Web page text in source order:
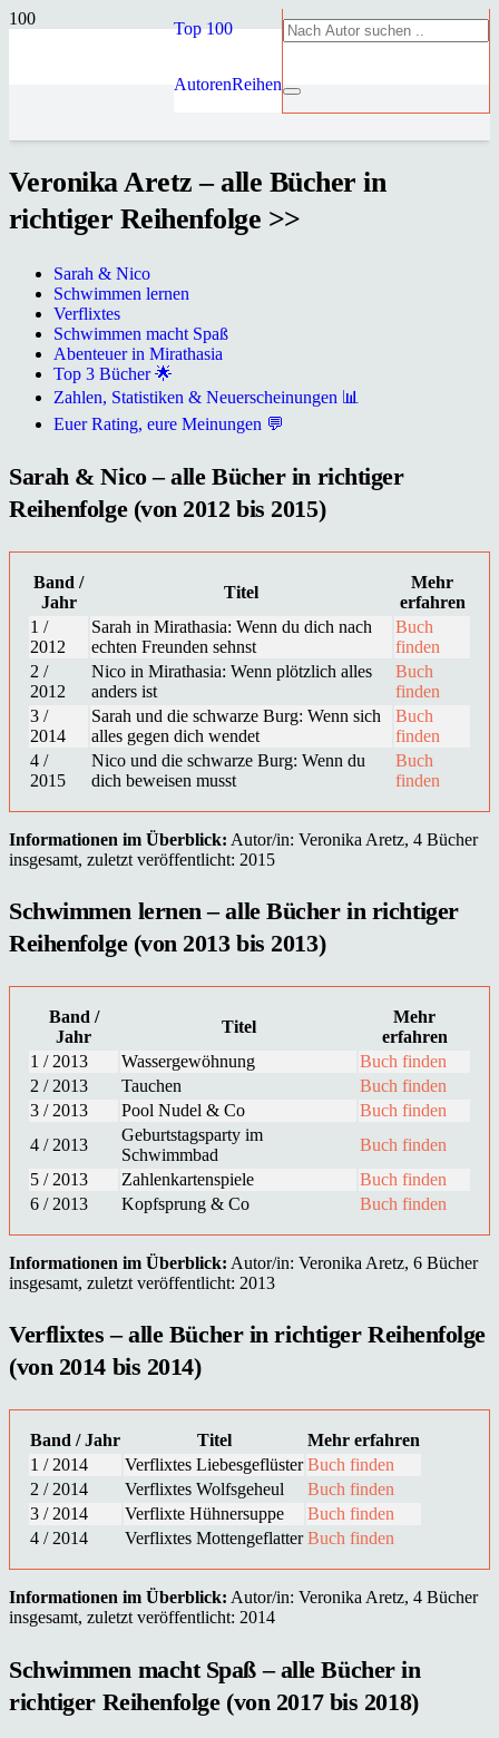
Top 100
AutorenReihen
Veronika Aretz – alle Bücher in
richtiger Reihenfolge >>
Sarah & Nico
Schwimmen lernen
Verflixtes
Schwimmen macht Spaß
Abenteuer in Mirathasia
Top 3 Bücher 🌟
Zahlen, Statistiken & Neuerscheinungen 📊
Euer Rating, eure Meinungen 💬
Sarah & Nico – alle Bücher in richtiger
Reihenfolge (von 2012 bis 2015)
Band /
Jahr
Titel
Mehr
erfahren
1 /
2012
Sarah in Mirathasia: Wenn du dich nach
echten Freunden sehnst
Buch
finden
2 /
2012
Nico in Mirathasia: Wenn plötzlich alles
anders ist
Buch
finden
3 /
2014
Sarah und die schwarze Burg: Wenn sich
alles gegen dich wendet
Buch
finden
4 /
2015
Nico und die schwarze Burg: Wenn du
dich beweisen musst
Buch
finden
Informationen im Überblick: Autor/in: Veronika Aretz, 4 Bücher
insgesamt, zuletzt veröffentlicht: 2015
Schwimmen lernen – alle Bücher in richtiger
Reihenfolge (von 2013 bis 2013)
Band /
Jahr
Titel
Mehr
erfahren
1 / 2013
Wassergewöhnung
Buch finden
2 / 2013
Tauchen
Buch finden
3 / 2013
Pool Nudel & Co
Buch finden
4 / 2013
Geburtstagsparty im
Schwimmbad
Buch finden
5 / 2013
Zahlenkartenspiele
Buch finden
6 / 2013
Kopfsprung & Co Buch finden
Informationen im Überblick: Autor/in: Veronika Aretz, 6 Bücher
insgesamt, zuletzt veröffentlicht: 2013
Verflixtes – alle Bücher in richtiger Reihenfolge
(von 2014 bis 2014)
Band / Jahr Titel
Mehr erfahren
1 / 2014
Verflixtes Liebesgeflüster Buch finden
2 / 2014
Verflixtes Wolfsgeheul
Buch finden
3 / 2014
Verflixte Hühnersuppe
Buch finden
4 / 2014
Verflixtes Mottengeflatter Buch finden
Informationen im Überblick: Autor/in: Veronika Aretz, 4 Bücher
insgesamt, zuletzt veröffentlicht: 2014
Schwimmen macht Spaß – alle Bücher in
richtiger Reihenfolge (von 2017 bis 2018)